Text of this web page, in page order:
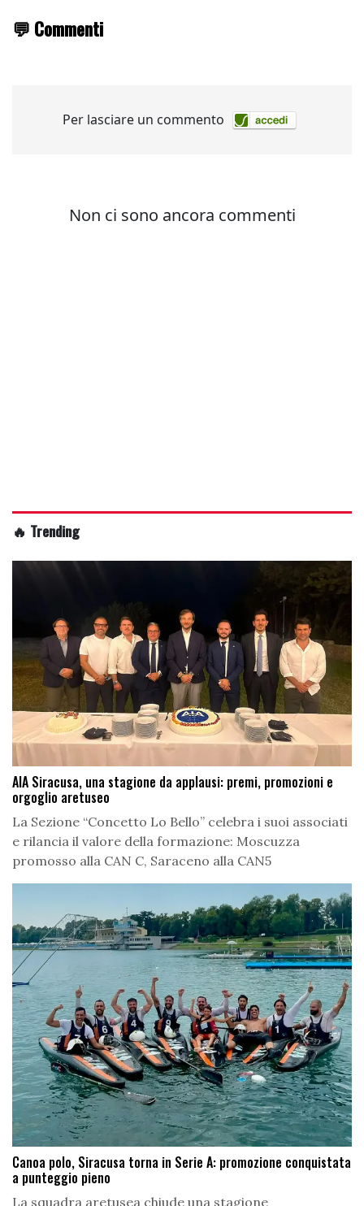
💬 Commenti
🔥 Trending
AIA Siracusa, una stagione da applausi: premi, promozioni e
orgoglio aretuseo
La Sezione “Concetto Lo Bello” celebra i suoi associati
e rilancia il valore della formazione: Moscuzza
promosso alla CAN C, Saraceno alla CAN5
Canoa polo, Siracusa torna in Serie A: promozione conquistata
a punteggio pieno
La squadra aretusea chiude una stagione